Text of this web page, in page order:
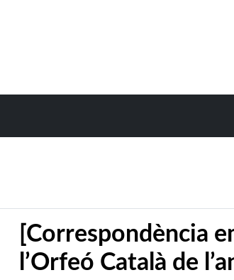
[Correspondència
l’Orfeó Català de